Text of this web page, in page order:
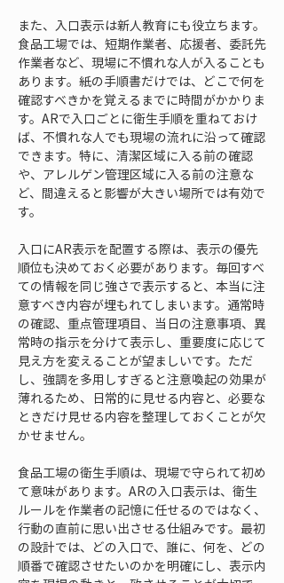
また、入口表示は新人教育にも役立ちます。
食品工場では、短期作業者、応援者、委託先
作業者など、現場に不慣れな人が入ることも
あります。紙の手順書だけでは、どこで何を
確認すべきかを覚えるまでに時間がかかりま
す。ARで入口ごとに衛生手順を重ねておけ
ば、不慣れな人でも現場の流れに沿って確認
できます。特に、清潔区域に入る前の確認
や、アレルゲン管理区域に入る前の注意な
ど、間違えると影響が大きい場所では有効で
す。
入口にAR表示を配置する際は、表示の優先
順位も決めておく必要があります。毎回すべ
ての情報を同じ強さで表示すると、本当に注
意すべき内容が埋もれてしまいます。通常時
の確認、重点管理項目、当日の注意事項、異
常時の指示を分けて表示し、重要度に応じて
見え方を変えることが望ましいです。ただ
し、強調を多用しすぎると注意喚起の効果が
薄れるため、日常的に見せる内容と、必要な
ときだけ見せる内容を整理しておくことが欠
かせません。
食品工場の衛生手順は、現場で守られて初め
て意味があります。ARの入口表示は、衛生
ルールを作業者の記憶に任せるのではなく、
行動の直前に思い出させる仕組みです。最初
の設計では、どの入口で、誰に、何を、どの
順番で確認させたいのかを明確にし、表示内